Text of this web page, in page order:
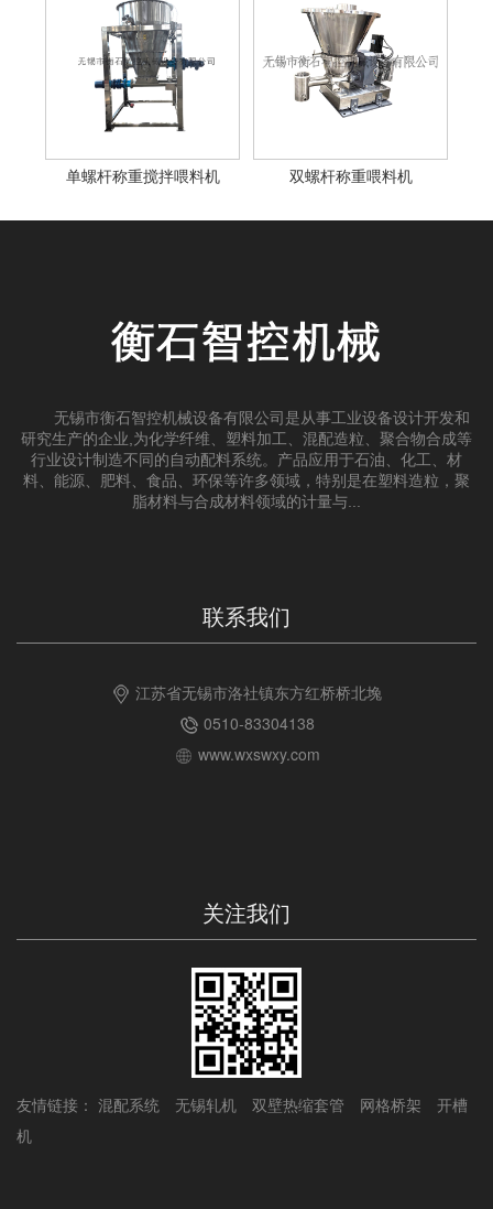
单螺杆称重搅拌喂料机 双螺杆称重喂料机
无锡市衡石智控机械设备有限公司是从事工业设备设计开发和
研究生产的企业,为化学纤维、塑料加工、混配造粒、聚合物合成等
行业设计制造不同的自动配料系统。产品应用于石油、化工、材
料、能源、肥料、食品、环保等许多领域，特别是在塑料造粒，聚
脂材料与合成材料领域的计量与...
联系我们
江苏省无锡市洛社镇东方红桥桥北堍
0510-83304138
www.wxswxy.com
关注我们
友情链接： 混配系统 无锡轧机 双壁热缩套管 网格桥架
开槽
机